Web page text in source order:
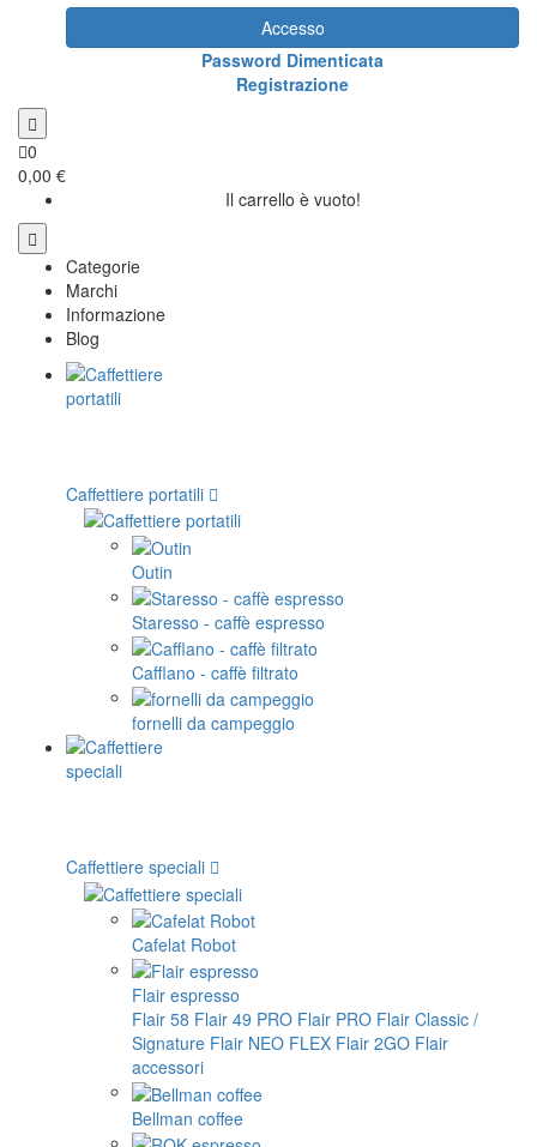
Accesso
Password Dimenticata
Registrazione
0
0,00 €
Il carrello è vuoto!
Categorie
Marchi
Informazione
Blog
Caffettiere portatili
Outin
Staresso - caffè espresso
Cafflano - caffè filtrato
fornelli da campeggio
Caffettiere speciali
Cafelat Robot
Flair espresso
Flair 58 Flair 49 PRO Flair PRO Flair Classic /
Signature Flair NEO FLEX Flair 2GO Flair
accessori
Bellman coffee